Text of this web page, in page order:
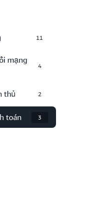
11
mạng
4
thủ 2
toán 3